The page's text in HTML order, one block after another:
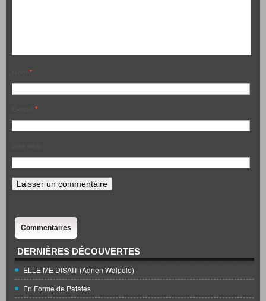
*
*
Commentaires
DERNIÈRES DÉCOUVERTES
ELLE ME DISAIT (Adrien Walpole)
En Forme de Patates